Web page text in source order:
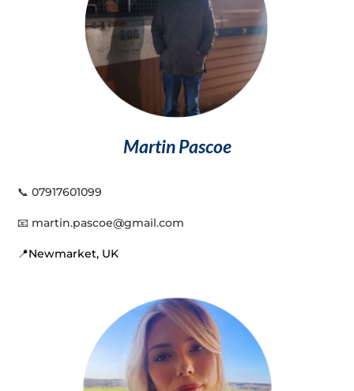
Martin Pascoe
📞 07917601099
📧 martin.pascoe@gmail.com
📍Newmarket, UK